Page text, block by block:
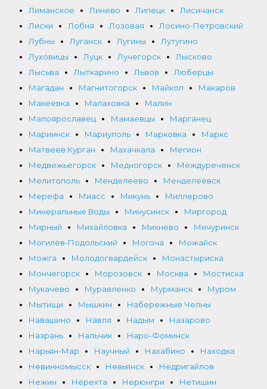
Лиманское
Линево Липецк
Лисичанск
Лиски
Лобня Лозовая
Лосино-Петровский
Лубны
Луганск Лугины
Лутугино
Луховицы
Луцк Лучегорск
Лысково
Лысьва
Лыткарино Львов
Люберцы
Магадан
Магнитогорск Майкоп
Макаров
Макеевка
Малаховка
Малин
Малоярославец
Мамаевцы
Марганец
Мариинск
Мариуполь Марковка
Маркс
Матвеев Курган
Махачкала
Мегион
Медвежьегорск
Медногорск
Междуреченск
Мелитополь
Менделеево
Менделеевск
Мерефа
Миасс Микунь
Миллерово
Минеральные Воды
Минусинск
Миргород
Мирный
Михайловка Михнево
Мичуринск
Могилёв-Подольский
Могоча
Можайск
Можга
Молодогвардейск
Монастыриска
Мончегорск
Морозовск Москва
Мостиска
Мукачево
Муравленко Мурманск
Муром
Мытищи
Мышкин
Набережные Челны
Навашино
Навля Надым
Назарово
Назрань
Нальчик
Наро-Фоминск
Нарьян-Мар
Научный Нахабино
Находка
Невинномысск
Невьянск
Недригайлов
Нежин
Нерехта Нерюнгри
Нетишин